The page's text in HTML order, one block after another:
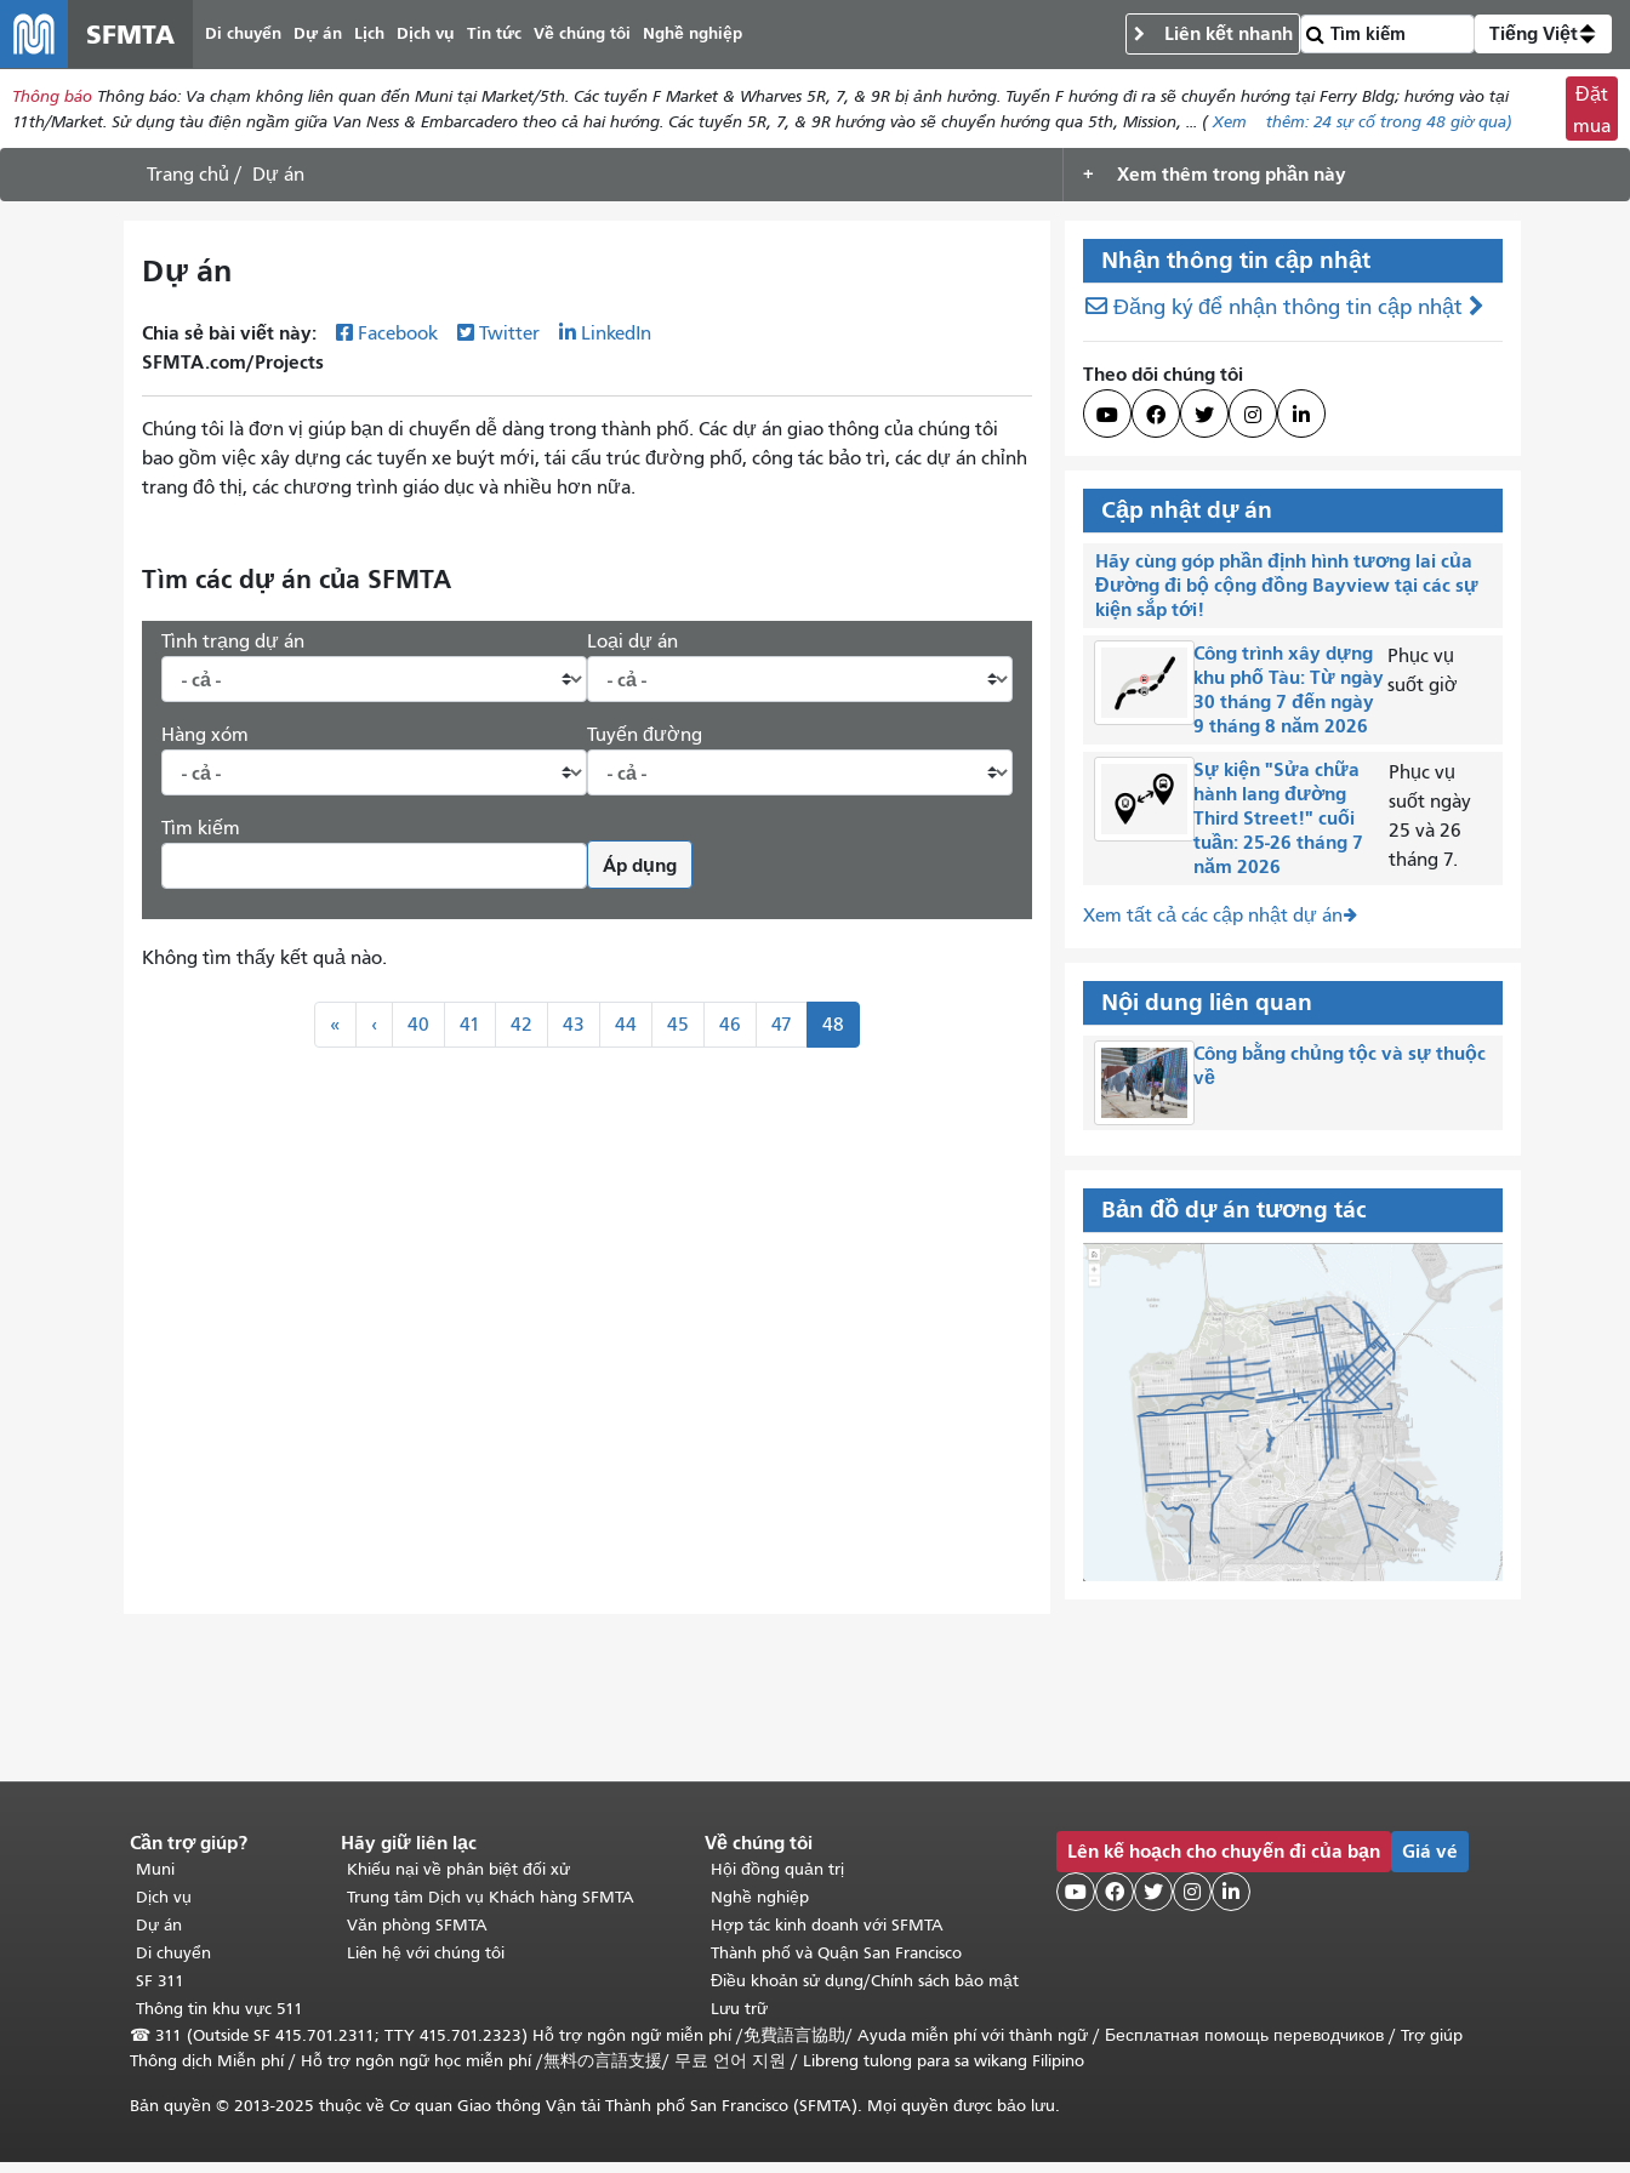
dung
SFMTA Di chuyển Dự án Lịch Dịch vụ Tin tức Về chúng tôi Nghề nghiệp Liên kết nhanh Tiếng Việt
Thông báo Thông báo: Va chạm không liên quan đến Muni tại Market/5th. Các tuyến F Market & Wharves 5R, 7, & 9R bị ảnh hưởng. Tuyến F hướng đi ra sẽ chuyển hướng tại Ferry Bldg; hướng vào tại
11th/Market. Sử dụng tàu điện ngầm giữa Van Ness & Embarcadero theo cả hai hướng. Các tuyến 5R, 7, & 9R hướng vào sẽ chuyển hướng qua 5th, Mission, ... (Xem thêm: 24 sự cố trong 48 giờ qua)
Đặt
mua
Trang chủ Dự án Xem thêm trong phần này
Dự án
Chia sẻ bài viết này: Facebook Twitter LinkedIn
SFMTA.com/Projects
Chúng tôi là đơn vị giúp bạn di chuyển dễ dàng trong thành phố. Các dự án giao thông của chúng tôi
bao gồm việc xây dựng các tuyến xe buýt mới, tái cấu trúc đường phố, công tác bảo trì, các dự án chỉnh
trang đô thị, các chương trình giáo dục và nhiều hơn nữa.
Tìm các dự án của SFMTA
Tình trạng dự án Loại dự án
Hàng xóm Tuyến đường
Tìm kiếm
Áp dụng
Không tìm thấy kết quả nào.
«"
Đầu
‹<
Trước
40 41 42 43 44 45 46 47 48
Nhận thông tin cập nhật
Đăng ký để nhận thông tin cập nhật
Theo dõi chúng tôi
    
Cập nhật dự án
Hãy cùng góp phần định hình tương lai của
Đường đi bộ cộng đồng Bayview tại các sự
kiện sắp tới!
Công trình xây dựng
khu phố Tàu: Từ ngày
30 tháng 7 đến ngày
9 tháng 8 năm 2026
Phục vụ
suốt giờ
Sự kiện "Sửa chữa
hành lang đường
Third Street!" cuối
tuần: 25-26 tháng 7
năm 2026
Phục vụ
suốt ngày
25 và 26
tháng 7.
Xem tất cả các cập nhật dự án
Nội dung liên quan
Công bằng chủng tộc và sự thuộc
về
Bản đồ dự án tương tác
Kết
thúc
nội
dung
trang.Phần
còn
trang
này
được
Cần trợ giúp?
Muni
Dịch vụ
Dự án
Di chuyển
SF 311
Thông tin khu vực 511
Hãy giữ liên lạc
Khiếu nại về phân biệt đối xử
Trung tâm Dịch vụ Khách hàng SFMTA
Văn phòng SFMTA
Liên hệ với chúng tôi
Về chúng tôi
Hội đồng quản trị
Nghề nghiệp
Hợp tác kinh doanh với SFMTA
Thành phố và Quận San Francisco
Điều khoản sử dụng/Chính sách bảo mật
Lưu trữ
Lên kế hoạch cho chuyến đi của bạn Giá vé
    
☎ 311 (Outside SF 415.701.2311; TTY 415.701.2323) Hỗ trợ ngôn ngữ miễn phí /免費語言協助/ Ayuda miễn phí với thành ngữ / Бесплатная помощь переводчиков / Trợ giúp
Thông dịch Miễn phí/ Hỗ trợ ngôn ngữ học miễn phí/無料の言語支援/ 무료 언어 지원 / Libreng tulong para sa wikang Filipino
Bản quyền © 2013-2025 thuộc về Cơ quan Giao thông Vận tải Thành phố San Francisco (SFMTA). Mọi quyền được bảo lưu.